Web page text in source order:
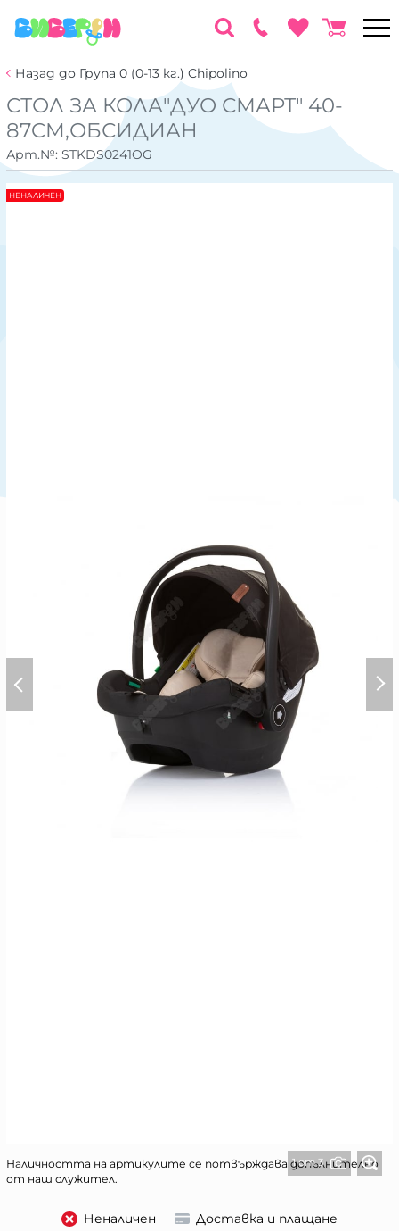
Назад до Група 0 (0-13 кг.) Chipolino
СТОЛ ЗА КОЛА"ДУО СМАРТ" 40-
87CM,ОБСИДИАН
Арт.№: STKDS0241OG
1 от 3
Наличността на артикулите се потвърждава допълнително
от наш служител.
НЕНАЛИЧЕН
Неналичен Доставка и плащане